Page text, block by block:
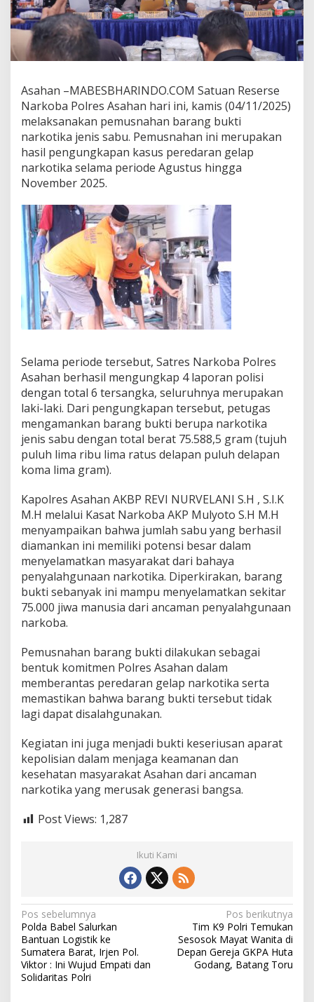
t
i
N
a
r
o
t
k
a
O
l
e
h
a
t
r
e
N
a
k
o
P
o
l
r
e
s
A
s
a
h
.
Asahan –MABESBHARINDO.COM Satuan Reserse
Narkoba Polres Asahan hari ini, kamis (04/11/2025)
melaksanakan pemusnahan barang bukti
narkotika jenis sabu. Pemusnahan ini merupakan
hasil pengungkapan kasus peredaran gelap
narkotika selama periode Agustus hingga
November 2025.
Selama periode tersebut, Satres Narkoba Polres
Asahan berhasil mengungkap 4 laporan polisi
dengan total 6 tersangka, seluruhnya merupakan
laki-laki. Dari pengungkapan tersebut, petugas
mengamankan barang bukti berupa narkotika
jenis sabu dengan total berat 75.588,5 gram (tujuh
puluh lima ribu lima ratus delapan puluh delapan
koma lima gram).
Kapolres Asahan AKBP REVI NURVELANI S.H , S.I.K
M.H melalui Kasat Narkoba AKP Mulyoto S.H M.H
menyampaikan bahwa jumlah sabu yang berhasil
diamankan ini memiliki potensi besar dalam
menyelamatkan masyarakat dari bahaya
penyalahgunaan narkotika. Diperkirakan, barang
bukti sebanyak ini mampu menyelamatkan sekitar
75.000 jiwa manusia dari ancaman penyalahgunaan
narkoba.
Pemusnahan barang bukti dilakukan sebagai
bentuk komitmen Polres Asahan dalam
memberantas peredaran gelap narkotika serta
memastikan bahwa barang bukti tersebut tidak
lagi dapat disalahgunakan.
Kegiatan ini juga menjadi bukti keseriusan aparat
kepolisian dalam menjaga keamanan dan
kesehatan masyarakat Asahan dari ancaman
narkotika yang merusak generasi bangsa.
Post Views: 1,287
Ikuti Kami
N
a
v
i
Pos sebelumnya
Polda Babel Salurkan
Bantuan Logistik ke
Sumatera Barat, Irjen Pol.
Viktor : Ini Wujud Empati dan
Solidaritas Polri
Pos berikutnya
Tim K9 Polri Temukan
Sesosok Mayat Wanita di
Depan Gereja GKPA Huta
Godang, Batang Toru